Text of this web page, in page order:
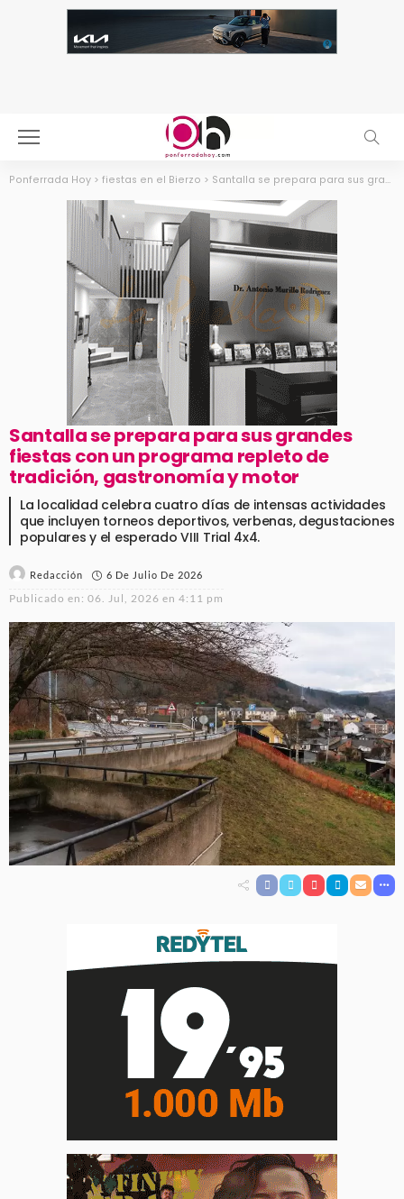
Ponferrada Hoy > fiestas en el Bierzo > Santalla se prepara para sus grandes fiestas con un programa repleto de tradición, gastronomía y motor
Santalla se prepara para sus grandes
fiestas con un programa repleto de
tradición, gastronomía y motor
La localidad celebra cuatro días de intensas actividades
que incluyen torneos deportivos, verbenas, degustaciones
populares y el esperado VIII Trial 4x4.
Redacción 6 De Julio De 2026
Publicado en: 06. Jul, 2026 en 4:11 pm